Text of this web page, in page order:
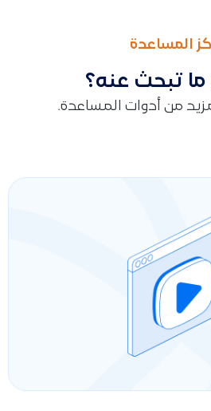
المساعدة
ما تبحث عنه؟
من أدوات المساعدة.